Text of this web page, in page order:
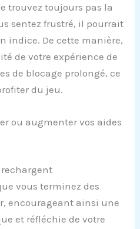
trouvez toujours pas la
sentez frustré, il pourrait
indice. De cette manière,
de votre expérience de
de blocage prolongé, ce
du jeu.
ou augmenter vos aides
rechargent
vous terminez des
encourageant ainsi une
et réfléchie de votre